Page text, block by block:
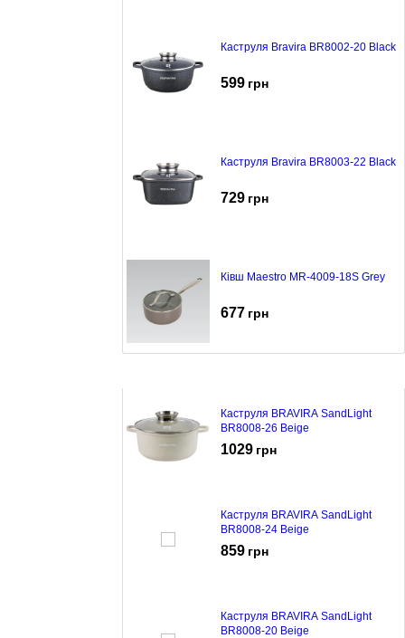
Каструля Bravira BR8002-20 Black
599 грн
Каструля Bravira BR8003-22 Black
729 грн
Ківш Maestro MR-4009-18S Grey
677 грн
Каструля BRAVIRA SandLight
BR8008-26 Beige
1029 грн
Каструля BRAVIRA SandLight
BR8008-24 Beige
859 грн
Каструля BRAVIRA SandLight
BR8008-20 Beige